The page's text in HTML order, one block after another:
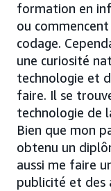
formation en
ou
codage.
une curiosité
technologie et
faire. Il se
technologie de
Bien que mon
obtenu un
aussi me faire
publicité et des